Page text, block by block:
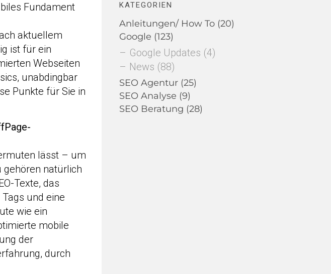
Fundament
aktuellem
ist für ein
Webseiten
unabdingbar
Punkte für Sie in
lässt – um
gehören natürlich
Texte, das
und eine
wie ein
mobile
der
durch
KATEGORIEN
Anleitungen/ How To(20)
Google (123)
Google Updates (4)
News (88)
SEO Agentur(25)
SEO Analyse (9)
SEO Beratung (28)